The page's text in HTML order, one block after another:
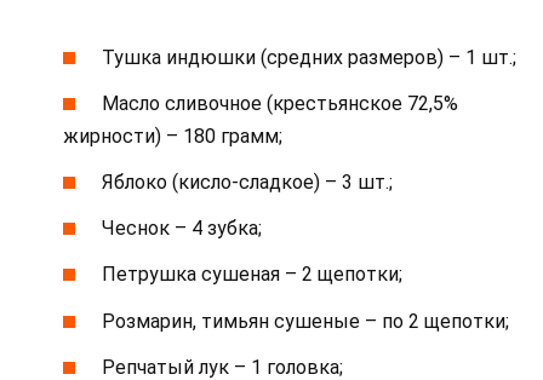
Тушка индюшки (средних размеров) – 1 шт.;
Масло сливочное (крестьянское 72,5%
жирности) – 180 грамм;
Яблоко (кисло-сладкое) – 3 шт.;
Чеснок – 4 зубка;
Петрушка сушеная – 2 щепотки;
Розмарин, тимьян сушеные – по 2 щепотки;
Репчатый лук – 1 головка;